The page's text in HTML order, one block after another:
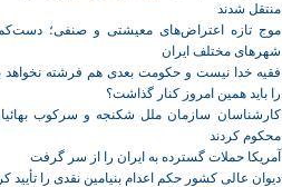
منتقل شدند
شهرهای مختلف ایران
فقیه خدا نیست و حکومت بعدی هم فرشته نخواهد
را باید همین امروز کنار گذاشت؟
کارشناسان سازمان ملل شکنجه و سرکوب بهائیان
محکوم کردند
آمریکا حملات گسترده به ایران را از سر گرفت
دیوان عالی کشور حکم اعدام بنیامین نقدی را تأیید